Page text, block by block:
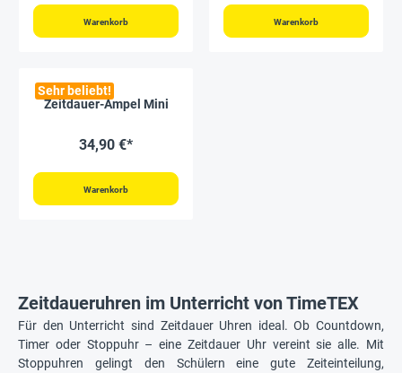
Warenkorb Warenkorb
Sehr beliebt!
Zeitdauer-Ampel Mini
34,90 €*
Warenkorb
Zeitdaueruhren im Unterricht von TimeTEX
Für den Unterricht sind Zeitdauer Uhren ideal. Ob Countdown,
Timer oder Stoppuhr – eine Zeitdauer Uhr vereint sie alle. Mit
Stoppuhren gelingt den Schülern eine gute Zeiteinteilung,